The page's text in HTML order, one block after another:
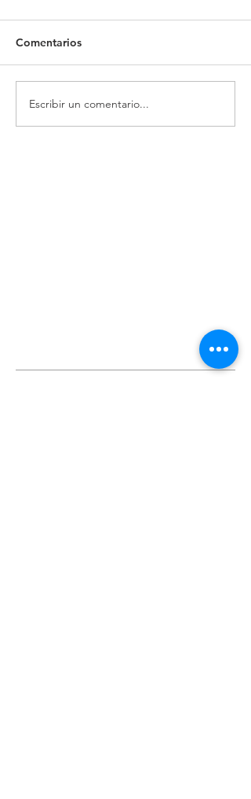
Comentarios
Escribir un comentario...